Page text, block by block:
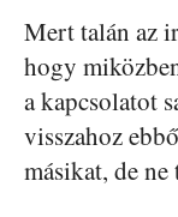
Mert talán az
hogy
a kapcsolatot
visszahoz
másikat, de